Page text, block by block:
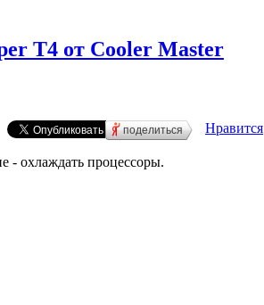
T4 от Cooler Master
поделиться Нравится
- охлаждать процессоры.